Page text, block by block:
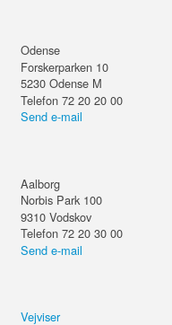
Odense
Forskerparken 10
5230 Odense M
Telefon 72 20 20 00
Send e-mail
Aalborg
Norbis Park 100
9310 Vodskov
Telefon 72 20 30 00
Send e-mail
Vejviser